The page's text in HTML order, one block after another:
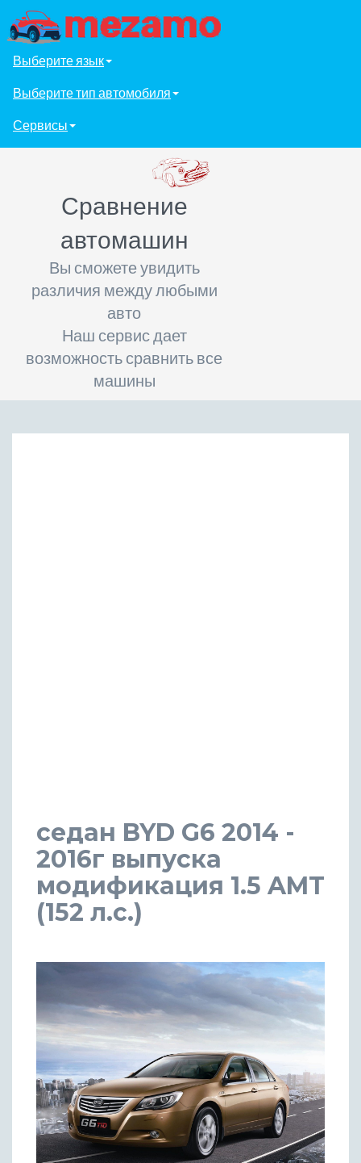
Выберите язык
Выберите тип автомобиля
Сервисы
Сравнение
автомашин
Вы сможете увидить
различия между любыми
авто
Наш сервис дает
возможность сравнить все
машины
седан BYD G6 2014 -
2016г выпуска
модификация 1.5 AMT
(152 л.с.)